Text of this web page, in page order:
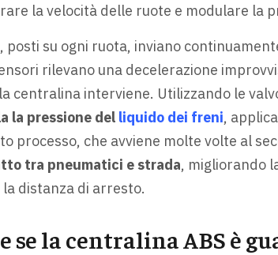
la velocità delle ruote e modulare la
posti su ogni ruota, inviano
rilevano una decelerazione
centralina interviene. Utilizzando le
la pressione del liquido dei freni,
processo, che avviene molte volte al
tra pneumatici e strada, migliorando
distanza di arresto.
se la centralina ABS è